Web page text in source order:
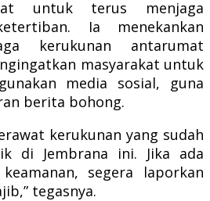
untuk terus menjaga
Ia menekankan
kerukunan antarumat
masyarakat untuk
media sosial, guna
berita bohong.
kerukunan yang sudah
di Jembrana ini. Jika ada
segera laporkan
tegasnya.